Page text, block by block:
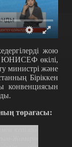
жою
ЮНИСЕФ өкілі,
министрі және
Біріккен
конвенциясын
төрағасы: